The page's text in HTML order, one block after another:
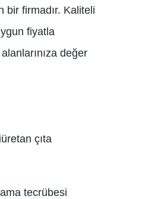
bir firmadır. Kaliteli
fiyatla
değer
çıta
tecrübesi